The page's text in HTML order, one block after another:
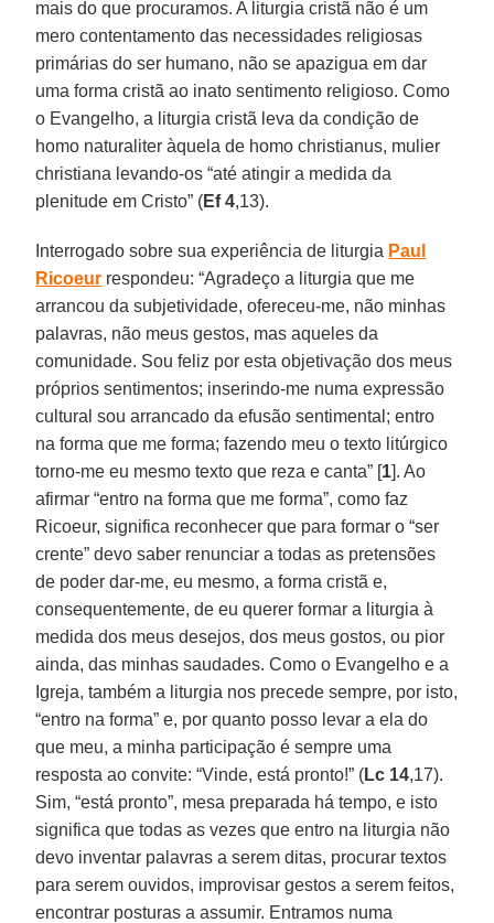
mais do que procuramos. A liturgia cristã não é um
mero contentamento das necessidades religiosas
primárias do ser humano, não se apazigua em dar
uma forma cristã ao inato sentimento religioso. Como
o Evangelho, a liturgia cristã leva da condição de
homo naturaliter àquela de homo christianus, mulier
christiana levando-os “até atingir a medida da
plenitude em Cristo” (Ef 4,13).
Interrogado sobre sua experiência de liturgia Paul
Ricoeur respondeu: “Agradeço a liturgia que me
arrancou da subjetividade, ofereceu-me, não minhas
palavras, não meus gestos, mas aqueles da
comunidade. Sou feliz por esta objetivação dos meus
próprios sentimentos; inserindo-me numa expressão
cultural sou arrancado da efusão sentimental; entro
na forma que me forma; fazendo meu o texto litúrgico
torno-me eu mesmo texto que reza e canta” [1]. Ao
afirmar “entro na forma que me forma”, como faz
Ricoeur, significa reconhecer que para formar o “ser
crente” devo saber renunciar a todas as pretensões
de poder dar-me, eu mesmo, a forma cristã e,
consequentemente, de eu querer formar a liturgia à
medida dos meus desejos, dos meus gostos, ou pior
ainda, das minhas saudades. Como o Evangelho e a
Igreja, também a liturgia nos precede sempre, por isto,
“entro na forma” e, por quanto posso levar a ela do
que meu, a minha participação é sempre uma
resposta ao convite: “Vinde, está pronto!” (Lc 14,17).
Sim, “está pronto”, mesa preparada há tempo, e isto
significa que todas as vezes que entro na liturgia não
devo inventar palavras a serem ditas, procurar textos
para serem ouvidos, improvisar gestos a serem feitos,
encontrar posturas a assumir. Entramos numa